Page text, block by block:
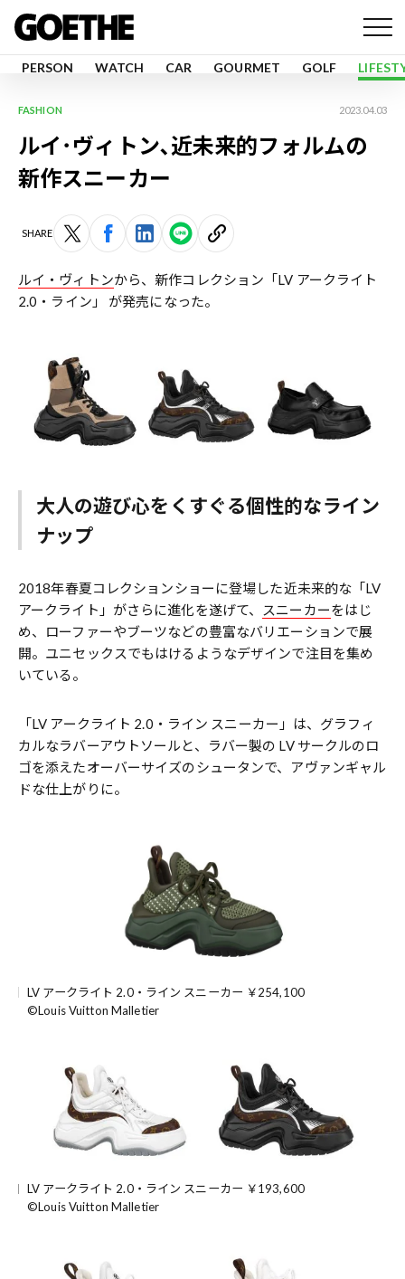
PERSON WATCH CAR GOURMET GOLF
FASHION 2023.04.03
ルイ･ヴィトン､近未来的フォルムの
新作スニーカー
SHARE
ルイ・ヴィトンから、新作コレクション「LV アークライト
2.0・ライン」 が発売になった。
大人の遊び心をくすぐる個性的なライン
ナップ
2018年春夏コレクションショーに登場した近未来的な「LV
アークライト」がさらに進化を遂げて、
スニーカーをはじ
め、ローファーやブーツなどの豊富なバリエーションで展
開。ユニセックスでもはけるようなデザインで注目を集め
いている。
「LV アークライト 2.0・ライン スニーカー」は、グラフィ
カルなラバーアウトソールと、ラバー製の LV サークルのロ
ゴを添えたオーバーサイズのシュータンで、アヴァンギャル
ドな仕上がりに。
LV アークライト 2.0・ライン スニーカー ￥254,100
©Louis Vuitton Malletier
LV アークライト 2.0・ライン スニーカー ￥193,600
©Louis Vuitton Malletier